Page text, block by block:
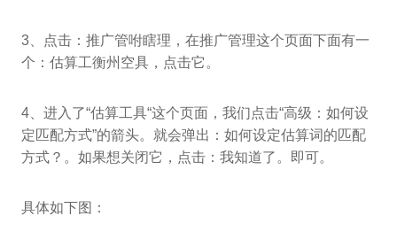
3、点击：推广管咐瞎理，在推广管理这个页面下面有一
个：估算工衡州空具，点击它。
4、进入了“估算工具“这个页面，我们点击“高级：如何设
定匹配方式”的箭头。就会弹出：如何设定估算词的匹配
方式？。如果想关闭它，点击：我知道了。即可。
具体如下图：